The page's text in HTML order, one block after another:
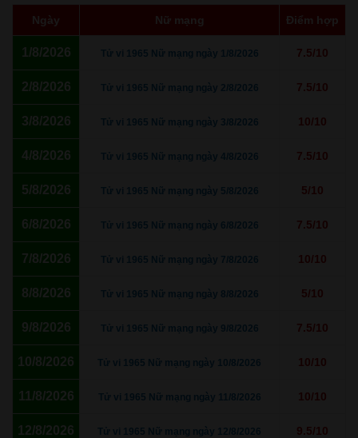
Ngày Nữ mạng Điểm hợp
1/8/2026 Tử vi 1965 Nữ mạng ngày 1/8/2026 7.5/10
2/8/2026 Tử vi 1965 Nữ mạng ngày 2/8/2026 7.5/10
3/8/2026 Tử vi 1965 Nữ mạng ngày 3/8/2026 10/10
4/8/2026 Tử vi 1965 Nữ mạng ngày 4/8/2026 7.5/10
5/8/2026 Tử vi 1965 Nữ mạng ngày 5/8/2026 5/10
6/8/2026 Tử vi 1965 Nữ mạng ngày 6/8/2026 7.5/10
7/8/2026 Tử vi 1965 Nữ mạng ngày 7/8/2026 10/10
8/8/2026 Tử vi 1965 Nữ mạng ngày 8/8/2026 5/10
9/8/2026 Tử vi 1965 Nữ mạng ngày 9/8/2026 7.5/10
10/8/2026 Tử vi 1965 Nữ mạng ngày 10/8/2026 10/10
11/8/2026 Tử vi 1965 Nữ mạng ngày 11/8/2026 10/10
12/8/2026 Tử vi 1965 Nữ mạng ngày 12/8/2026 9.5/10